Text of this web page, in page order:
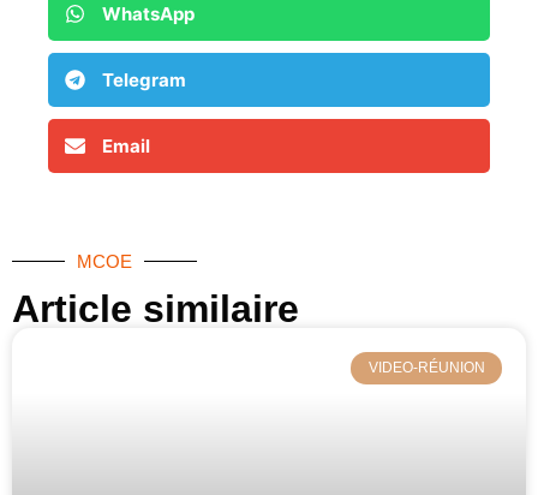
WhatsApp
Telegram
Email
MCOE
Article similaire​
VIDEO-RÉUNION